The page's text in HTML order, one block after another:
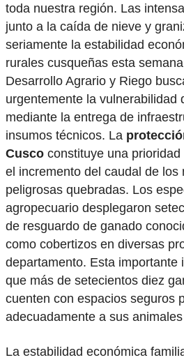
toda nuestra región. Las
junto a la caída de nieve y
seriamente la estabilidad
rurales cusqueñas esta
Desarrollo Agrario y Riego
urgentemente la vulnerabilidad
mediante la entrega de
insumos técnicos. La
Cusco constituye una
el incremento del caudal de
peligrosas quebradas. Los
agropecuario desplegaron
de resguardo de ganado
como cobertizos en diversas
departamento. Esta importante
que más de setecientos diez
cuenten con espacios seguros
adecuadamente a sus
La estabilidad económica